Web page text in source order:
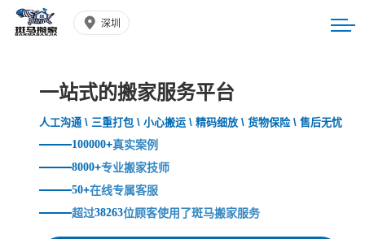
深圳
一站式的搬家服务平台
人工沟通 \ 三重打包 \ 小心搬运 \ 精码细放 \ 货物保险 \ 售后无忧
100000+真实案例
8000+专业搬家技师
50+在线专属客服
超过38263位顾客使用了斑马搬家服务